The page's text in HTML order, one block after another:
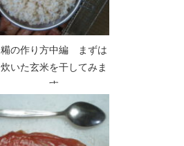
糒の作り方中編 まずは
炊いた玄米を干してみま
す